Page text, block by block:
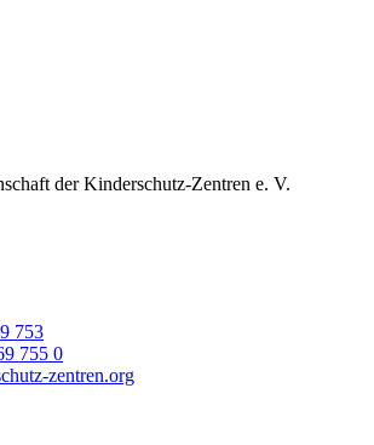
der Kinderschutz-Zentren e. V.
753
755 0
zentren.org